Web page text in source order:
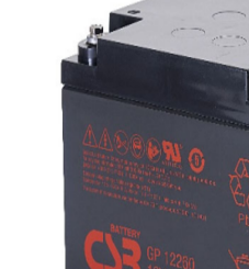
單相UPS
三相UPS
不斷電系統網卡
鋰鐵電池
氧化鋰鐵電池模組